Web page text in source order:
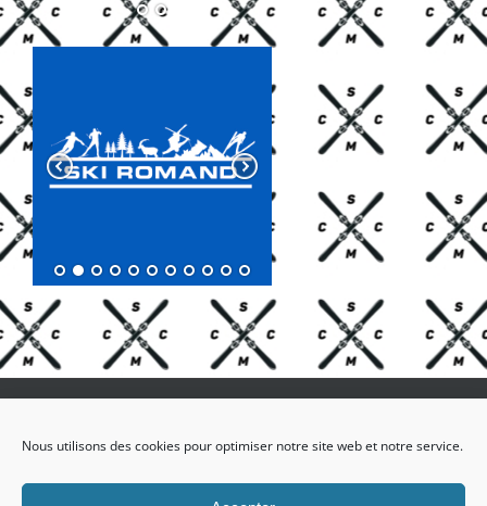
Nous utilisons des cookies pour optimiser notre site web et notre service.